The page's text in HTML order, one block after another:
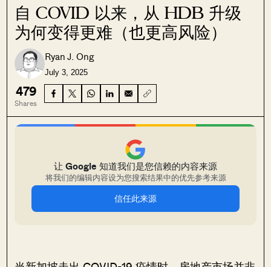
自 COVID 以来，从 HDB 升级
为何变得更难（也更高风险）
Ryan J. Ong
July 3, 2025
479
Shares
让 Google 知道我们是您信赖的内容来源
将我们的编辑内容设为您搜索结果中的优先参考来源
信任此来源